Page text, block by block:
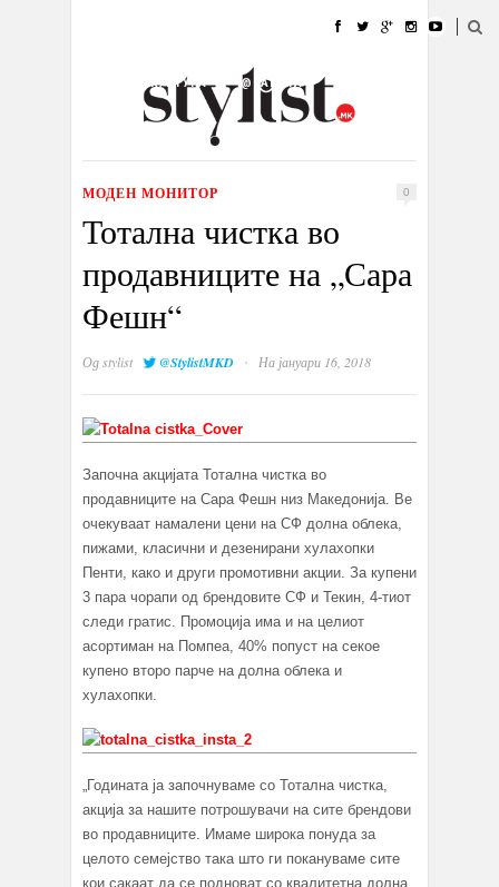
УБАВИНА
КУЛТУРА @РАБОТА
ИЗЛОГ
МОДЕН МОНИТОР 0
Тотална чистка во
продавниците на „Сара
Фешн“
Одstylist @StylistMKD · На јануари 16, 2018
Започна акцијата Тотална чистка во
продавниците на Сара Фешн низ Македонија. Ве
очекуваат намалени цени на СФ долна облека,
пижами, класични и дезенирани хулахопки
Пенти, како и други промотивни акции. За купени
3 пара чорапи од брендовите СФ и Текин, 4-тиот
следи гратис. Промоција има и на целиот
асортиман на Помпеа, 40% попуст на секое
купено второ парче на долна облека и
хулахопки.
„Годината ја започнуваме со Тотална чистка,
акција за нашите потрошувачи на сите брендови
во продавниците. Имаме широка понуда за
целото семејство така што ги покануваме сите
кои сакаат да се подноват со квалитетна долна